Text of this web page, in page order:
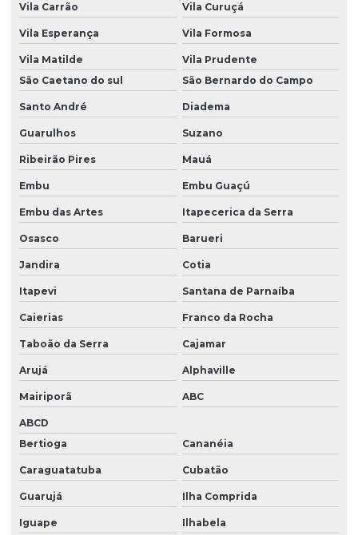
Peças Fundidas Personalizadas Em Aço
Preço De Fundição De Aço Carbono Em Sp
Produção De Peças Fundidas
Válvula Esfera
Válvula Esfera 3 Vias
Válvula Esfera 4 Vias
Válvula Esfera Bilateral Com Anel Metálico
Válvula Esfera Classe 150 Lbs
Válvula Esfera Com Atuação Pneumática
Válvula Esfera Com Corpo Bipartido
Válvula Esfera Com Esfera Pendular
Válvula Esfera Com Furação Em L
Válvula Esfera Com Sede Unilateral
Válvula Esfera De 4 Vias Para Uso Geral
Válvula Esfera De 5 Vias
Válvula Esfera De 5 Vias Para Indústria
Válvula Esfera De Aço
Válvula Esfera De Aço Para Mineração
Vila Carrão Vila Curuçá
Vila Esperança Vila Formosa
Vila Matilde
Vila Prudente
São Caetano do sul
São Bernardo do Campo
Santo André Diadema
Guarulhos Suzano
Ribeirão Pires Mauá
Embu Embu Guaçú
Embu das Artes Itapecerica da Serra
Osasco Barueri
Jandira Cotia
Itapevi Santana de Parnaíba
Caierias Franco da Rocha
Taboão da Serra Cajamar
Arujá Alphaville
Mairiporã ABC
ABCD
Bertioga
Cananéia
Caraguatatuba Cubatão
Guarujá Ilha Comprida
Iguape Ilhabela